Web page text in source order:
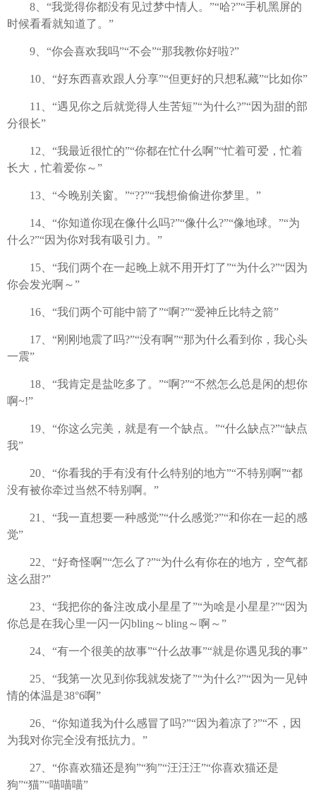
8、“我觉得你都没有见过梦中情人。”“哈?”“手机黑屏的
时候看看就知道了。”
9、“你会喜欢我吗”“不会”“那我教你好啦?”
10、“好东西喜欢跟人分享”“但更好的只想私藏”“比如你”
11、“遇见你之后就觉得人生苦短”“为什么?”“因为甜的部
分很长”
12、“我最近很忙的”“你都在忙什么啊”“忙着可爱，忙着
长大，忙着爱你～”
13、“今晚别关窗。”“??”“我想偷偷进你梦里。”
14、“你知道你现在像什么吗?”“像什么?”“像地球。”“为
什么?”“因为你对我有吸引力。”
15、“我们两个在一起晚上就不用开灯了”“为什么?”“因为
你会发光啊～”
16、“我们两个可能中箭了”“啊?”“爱神丘比特之箭”
17、“刚刚地震了吗?”“没有啊”“那为什么看到你，我心头
一震”
18、“我肯定是盐吃多了。”“啊?”“不然怎么总是闲的想你
啊~!”
19、“你这么完美，就是有一个缺点。”“什么缺点?”“缺点
我”
20、“你看我的手有没有什么特别的地方”“不特别啊”“都
没有被你牵过当然不特别啊。”
21、“我一直想要一种感觉”“什么感觉?”“和你在一起的感
觉”
22、“好奇怪啊”“怎么了?”“为什么有你在的地方，空气都
这么甜?”
23、“我把你的备注改成小星星了”“为啥是小星星?”“因为
你总是在我心里一闪一闪bling～bling～啊～”
24、“有一个很美的故事”“什么故事”“就是你遇见我的事”
25、“我第一次见到你我就发烧了”“为什么?”“因为一见钟
情的体温是38°6啊”
26、“你知道我为什么感冒了吗?”“因为着凉了?”“不，因
为我对你完全没有抵抗力。”
27、“你喜欢猫还是狗”“狗”“汪汪汪”“你喜欢猫还是
狗”“猫”“喵喵喵”